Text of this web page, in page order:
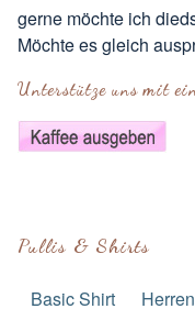
gerne möchte ich
Möchte es gleich
Unterstütze uns mit
Pullis & Shirts
Basic Shirt